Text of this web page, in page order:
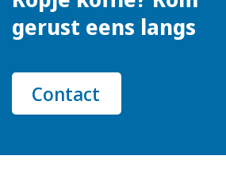
gerust eens langs
Contact